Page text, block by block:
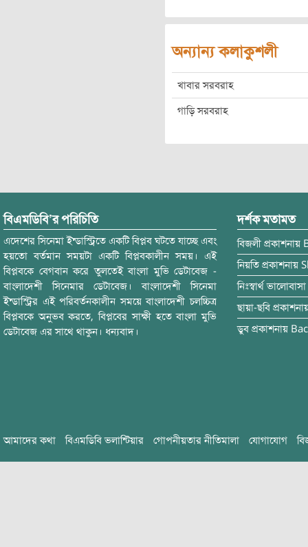
অন্যান্য কলাকুশলী
খাবার সরবরাহ
গাড়ি সরবরাহ
বিএমডিবি’র পরিচিতি
এদেশের সিনেমা ইন্ডাস্ট্রিতে একটি বিপ্লব ঘটতে যাচ্ছে এবং
হয়তো বর্তমান সময়টা একটি বিপ্লবকালীন সময়। এই
বিপ্লবকে বেগবান করে তুলতেই বাংলা মুভি ডেটাবেজ -
বাংলাদেশী সিনেমার ডেটাবেজ। বাংলাদেশী সিনেমা
ইন্ডাস্ট্রির এই পরিবর্তনকালীন সময়ে বাংলাদেশী চলচ্চিত্র
বিপ্লবকে অনুভব করতে, বিপ্লবের সাক্ষী হতে বাংলা মুভি
ডেটাবেজ এর সাথে থাকুন। ধন্যবাদ।
দর্শক মতামত
বিজলী প্রকাশনায়
নিয়তি প্রকাশনায়
নিঃস্বার্থ ভালোবাসা
ছায়া-ছবি
ডুব প্রকাশনায়
আমাদের কথা বিএমডিবি ভলান্টিয়ার গোপনীয়তার নীতিমালা যোগাযোগ